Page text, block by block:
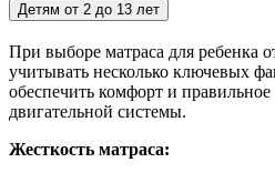
Детям от 2 до 13 лет
При выборе матраса для ребенка
учитывать несколько ключевых
обеспечить комфорт и
двигательной системы.
Жесткость матраса: